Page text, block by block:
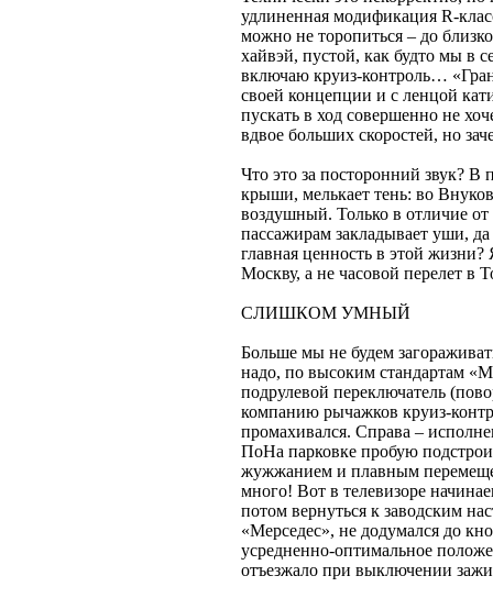
удлиненная модификация R-
можно не торопиться – до
хайвэй, пустой, как будто мы в
включаю круиз-контроль…
своей концепции и с ленцой
пускать в ход совершенно не
вдвое больших скоростей, но
Что это за посторонний звук?
крыши, мелькает тень: во
воздушный. Только в отличие от
пассажирам закладывает уши,
главная ценность в этой
Москву, а не часовой перелет в
СЛИШКОМ УМНЫЙ
Больше мы не будем
надо, по высоким стандартам
подрулевой переключатель
компанию рычажков круиз-
промахивался. Справа –
ПоНа парковке пробую
жужжанием и плавным
много! Вот в телевизоре
потом вернуться к заводским
«Мерседес», не додумался до
усредненно-оптимальное
отъезжало при выключении